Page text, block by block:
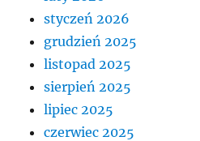
styczeń 2026
grudzień 2025
listopad 2025
sierpień 2025
lipiec 2025
czerwiec 2025